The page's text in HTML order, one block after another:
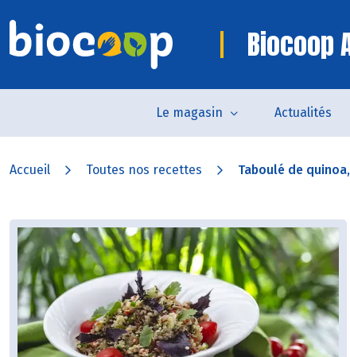
Biocoop
Le magasin Actualités
Accueil Toutes nos recettes Taboulé de